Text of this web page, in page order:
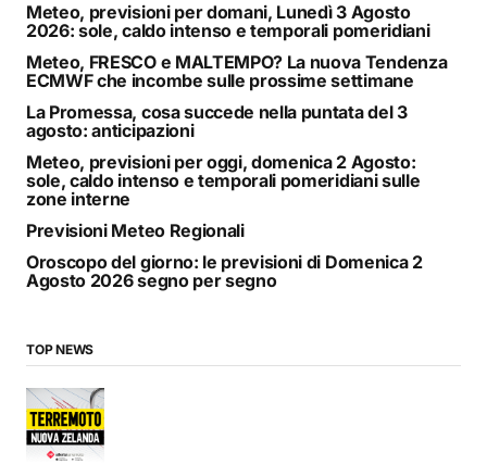
Meteo, previsioni per domani, Lunedì 3 Agosto
2026: sole, caldo intenso e temporali pomeridiani
Meteo, FRESCO e MALTEMPO? La nuova Tendenza
ECMWF che incombe sulle prossime settimane
La Promessa, cosa succede nella puntata del 3
agosto: anticipazioni
Meteo, previsioni per oggi, domenica 2 Agosto:
sole, caldo intenso e temporali pomeridiani sulle
zone interne
Previsioni Meteo Regionali
Oroscopo del giorno: le previsioni di Domenica 2
Agosto 2026 segno per segno
TOP NEWS